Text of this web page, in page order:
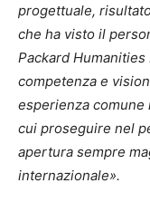
progettuale,
che ha visto il
Packard
competenza e
esperienza comune
cui proseguire nel
apertura sempre
internazionale».